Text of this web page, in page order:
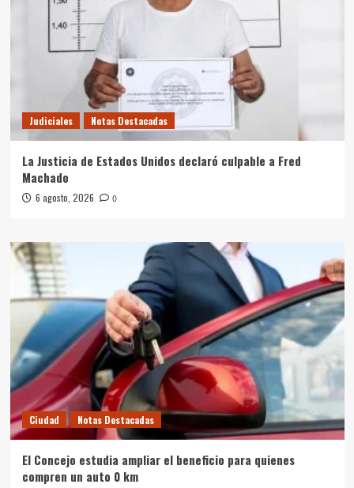
Judiciales Notas Destacadas
La Justicia de Estados Unidos declaró culpable a Fred
Machado
6 agosto, 2026 0
Ciudad Notas Destacadas
El Concejo estudia ampliar el beneficio para quienes
compren un auto 0 km